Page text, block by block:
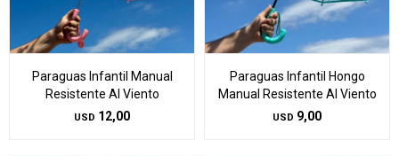
Paraguas Infantil Manual
Resistente Al Viento
USD 12,00
Paraguas Infantil Hongo
Manual Resistente Al Viento
USD 9,00